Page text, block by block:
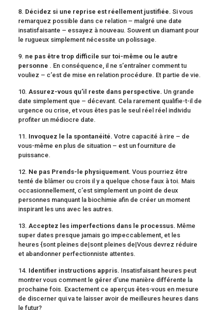
8. Décidez si une reprise est réellement justifiée. Si vous
remarquez possible dans ce relation – malgré une date
insatisfaisante – essayez à nouveau. Souvent un diamant pour
le rugueux simplement nécessite un polissage.
9. ne pas être trop difficile sur toi-même ou le autre
personne . En conséquence, il ne s’entraîner comment tu
vouliez – c’est de mise en relation procédure. Et partie de vie.
10. Assurez-vous qu’il reste dans perspective. Un grande
date simplement que – décevant. Cela rarement qualifie-t-il de
urgence ou crise, et vous êtes pas le seul réel réel individu
profiter un médiocre date.
11. Invoquez le la spontanéité. Votre capacité à rire – de
vous-même en plus de situation – est un fourniture de
puissance.
12. Ne pas Prends-le physiquement. Vous pourriez être
tenté de blâmer ou crois il y a quelque chose faux à toi. Mais
occasionnellement, c’est simplement un point de deux
personnes manquant la biochimie afin de créer un moment
inspirant les uns avec les autres.
13. Acceptez les imperfections dans le processus. Même
super dates presque jamais go impeccablement, et les
heures {sont pleines de|sont pleines de|Vous devrez réduire
et abandonner perfectionniste attentes.
14. Identifier instructions appris. Insatisfaisant heures peut
montrer vous comment le gérer d’une manière différente la
prochaine fois. Exactement ce aperçus êtes-vous en mesure
de discerner qui va te laisser avoir de meilleures heures dans
le futur?